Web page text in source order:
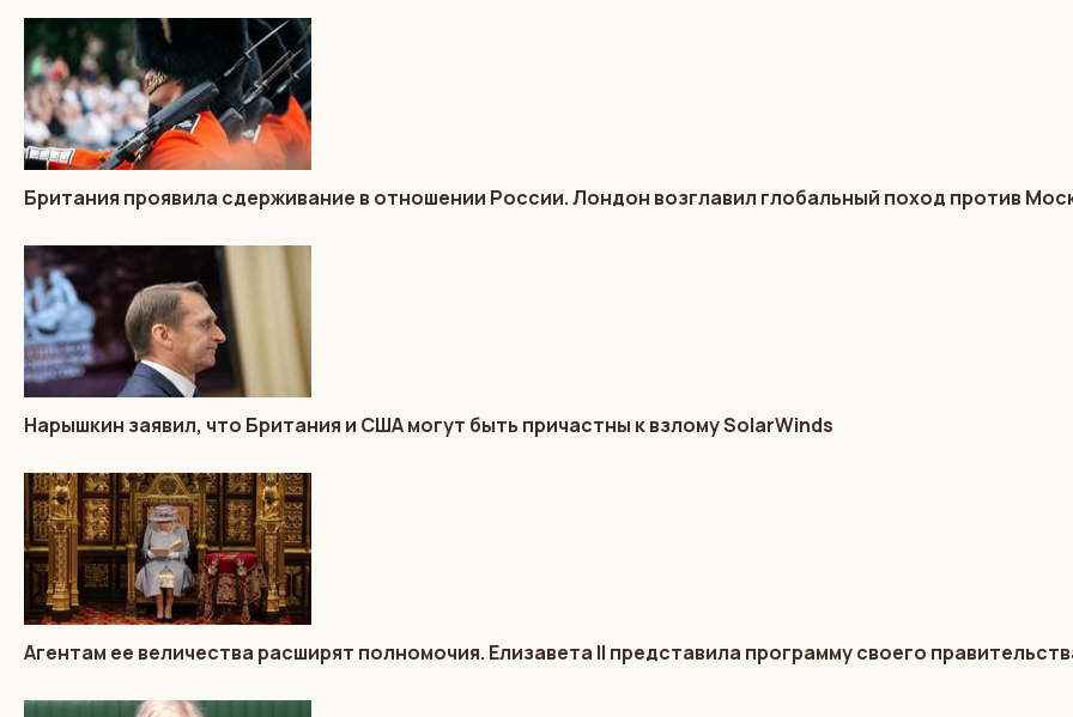
Британия проявила сдерживание в отношении России. Лондон возглавил глобальный поход против
Нарышкин заявил, что Британия и США могут быть причастны к взлому SolarWinds
Агентам ее величества расширят полномочия. Елизавета II представила программу своего